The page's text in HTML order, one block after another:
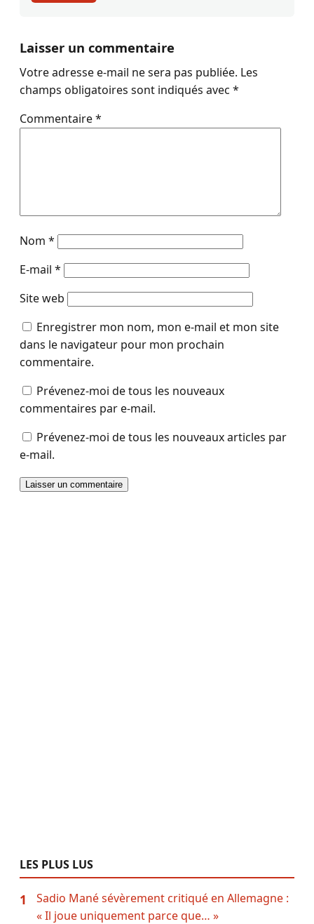
Laisser un commentaire
Votre adresse e-mail ne sera pas publiée. Les
champs obligatoires sont indiqués avec *
Commentaire*
Nom *
E-mail *
Site web
Enregistrer mon nom, mon e-mail et mon site
dans le navigateur pour mon prochain
commentaire.
Prévenez-moi de tous les nouveaux
commentaires par e-mail.
Prévenez-moi de tous les nouveaux articles par
e-mail.
LES PLUS LUS
1
Sadio Mané sévèrement critiqué en Allemagne :
« Il joue uniquement parce que… »